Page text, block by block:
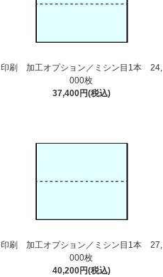
印刷 加工オプション／ミシン目1本 24,
000枚
37,400円(税込)
印刷 加工オプション／ミシン目1本 27,
000枚
40,200円(税込)